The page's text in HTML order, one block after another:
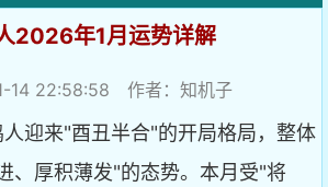
2026年1月运势详解
14 22:58:58 作者：知机子
迎来"酉丑半合"的开局格局，整体
、厚积薄发"的态势。本月受"将